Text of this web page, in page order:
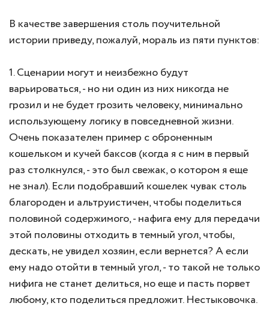
В качестве завершения столь поучительной
истории приведу, пожалуй, мораль из пяти пунктов:
1. Сценарии могут и неизбежно будут
варьироваться, - но ни один из них никогда не
грозил и не будет грозить человеку, минимально
использующему логику в повседневной жизни.
Очень показателен пример с оброненным
кошельком и кучей баксов (когда я с ним в первый
раз столкнулся, - это был свежак, о котором я еще
не знал). Если подобравший кошелек чувак столь
благороден и альтруистичен, чтобы поделиться
половиной содержимого, - нафига ему для передачи
этой половины отходить в темный угол, чтобы,
дескать, не увидел хозяин, если вернется? А если
ему надо отойти в темный угол, - то такой не только
нифига не станет делиться, но еще и пасть порвет
любому, кто поделиться предложит. Нестыковочка.